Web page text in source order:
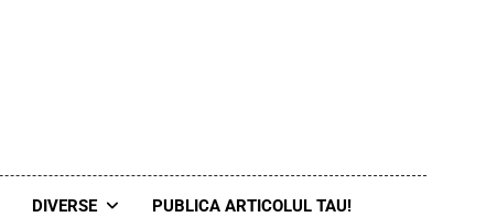
DIVERSE PUBLICA ARTICOLUL TAU!